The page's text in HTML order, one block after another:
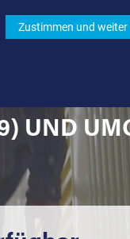
UND
Zustimmen und weiter